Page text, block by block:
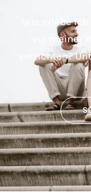
Wie erlebe
vor meiner
verzichten?